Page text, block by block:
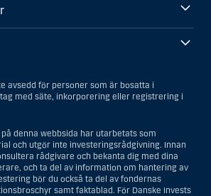
avsedd för personer som är bosatta i
med säte, inkorporering eller registrering i
denna webbsida har utarbetats som
och utgör inte investeringsrådgivning. Innan
rådgivare och bekanta dig med dina
och ta del av information om hantering av
bör du också ta del av fondernas
samt faktablad. För Danske Invests